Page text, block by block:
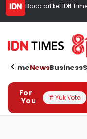
Baca artikel IDN
HomeNewsBusiness
For
You
# Yuk Vote